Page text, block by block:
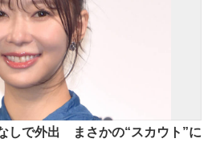
しで外出 まさかの“スカウト”に